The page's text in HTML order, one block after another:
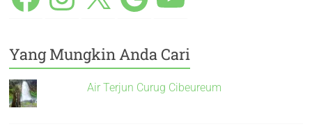
Yang Mungkin Anda Cari
Air Terjun Curug Cibeureum